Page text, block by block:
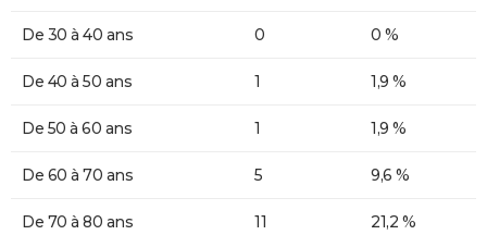
De 30 à 40 ans 0 0 %
De 40 à 50 ans 1 1,9 %
De 50 à 60 ans 1 1,9 %
De 60 à 70 ans 5 9,6 %
De 70 à 80 ans 11 21,2 %